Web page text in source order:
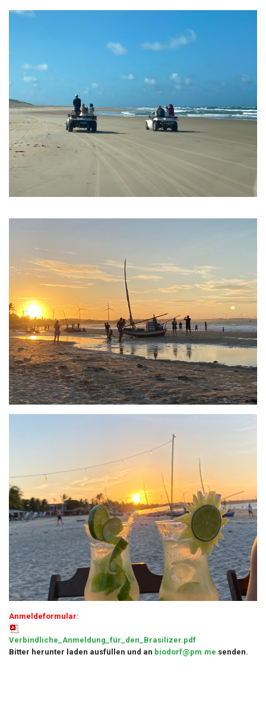
Anmeldeformular:
Verbindliche_Anmeldung_für_den_Brasilizer.pdf
Bitter herunter laden ausfüllen und an biodorf@pm.me senden.